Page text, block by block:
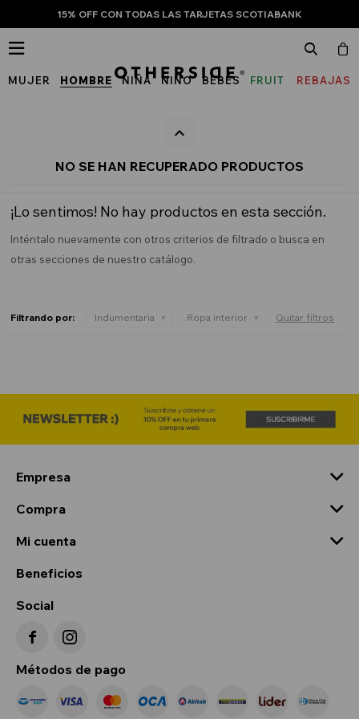
15% OFF CON TODAS LAS TARJETAS SCOTIABANK
MUJER HOMBRE NIÑA NIÑO BEBÉS
FRUIT
REBAJAS

NO SE HAN RECUPERADO PRODUCTOS
¡Lo sentimos! No hay productos en esta sección.
Inténtalo nuevamente con otros criterios de filtrado o busca en
otras secciones de nuestro catálogo.
Filtrando por: Indumentaria Ropa interior Quitar filtros
Empresa
Compra
Mi cuenta
Beneficios
Social
 
Métodos de pago